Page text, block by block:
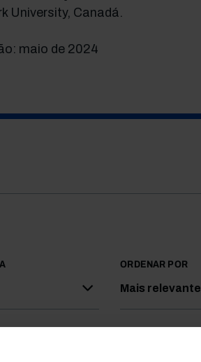
University, Canadá.
maio de 2024
ORDENAR POR
Mais relevante